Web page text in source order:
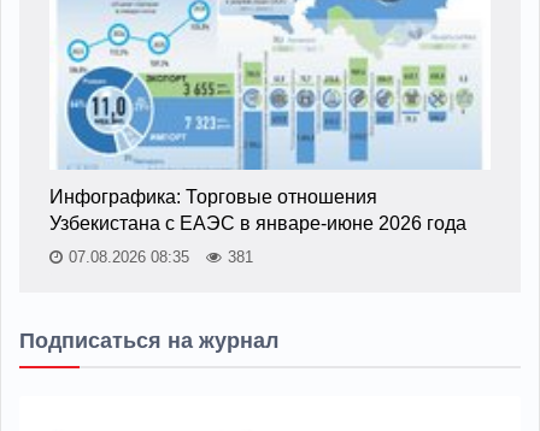
Инфографика: Торговые отношения
Узбекистана с ЕАЭС в январе-июне 2026 года
07.08.2026 08:35 381
Подписаться на журнал